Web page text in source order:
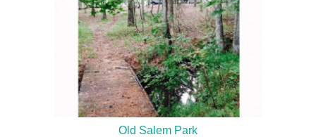
Old Salem Park